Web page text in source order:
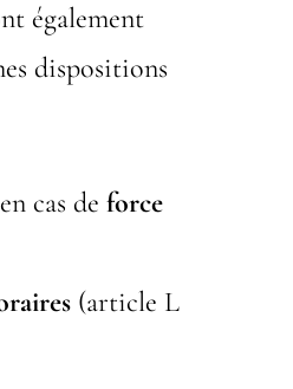
également
dispositions
cas de force
(article L